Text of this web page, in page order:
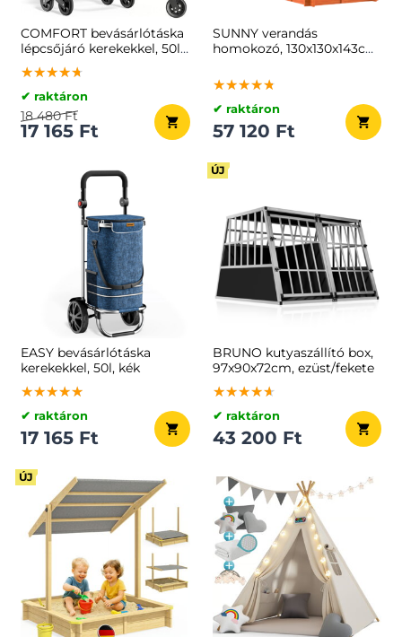
COMFORT bevásárlótáska
lépcsőjáró kerekekkel, 50l,
fekete
★★★★★
★★★★★
★★★★★
✔ raktáron
17 165 Ft
18 480 Ft
SUNNY verandás
homokozó, 130x130x143cm,
★★★★★
★★★★★
★★★★★
✔ raktáron
57 120 Ft
EASY bevásárlótáska
kerekekkel, 50l, kék
★★★★★
★★★★★
★★★★★
✔ raktáron
17 165 Ft
ÚJ
BRUNO kutyaszállító box,
97x90x72cm, ezüst/fekete
★★★★★
★★★★★
★★★★★
✔ raktáron
43 200 Ft
ÚJ